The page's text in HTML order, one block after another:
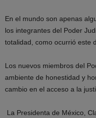
En el mundo son apenas
los integrantes del Poder
totalidad, como ocurrió este
Los nuevos miembros del
ambiente de honestidad y
cambio en el acceso a la
La Presidenta de México,